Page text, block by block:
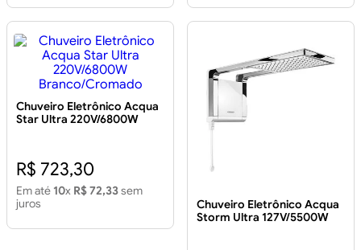
Chuveiro Eletrônico Acqua
Star Ultra 220V/6800W
R$ 723,30
Em até 10x R$ 72,33sem
juros
Chuveiro Eletrônico Acqua
Storm Ultra 127V/5500W